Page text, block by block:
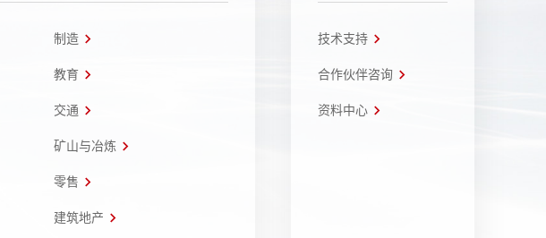
制造
教育
交通
矿山与冶炼
零售
建筑地产
技术支持
合作伙伴咨询
资料中心